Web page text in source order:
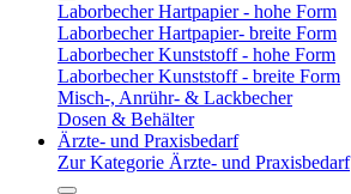
Laborbecher Hartpapier - hohe Form
Laborbecher Hartpapier- breite Form
Laborbecher Kunststoff - hohe Form
Laborbecher Kunststoff - breite Form
Misch-, Anrühr- & Lackbecher
Dosen & Behälter
Ärzte- und Praxisbedarf
Zur Kategorie Ärzte- und Praxisbedarf